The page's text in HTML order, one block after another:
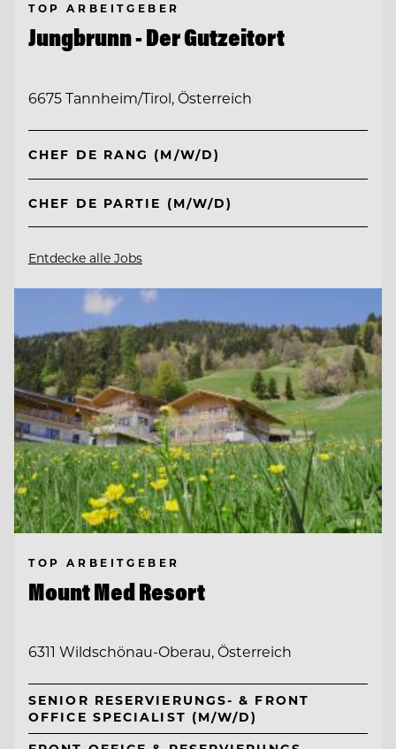
TOP ARBEITGEBER
Jungbrunn - Der Gutzeitort
6675 Tannheim/Tirol, Österreich
CHEF DE RANG (M/W/D)
CHEF DE PARTIE (M/W/D)
Entdecke alle Jobs
TOP ARBEITGEBER
Mount Med Resort
6311 Wildschönau-Oberau, Österreich
SENIOR RESERVIERUNGS- & FRONT
OFFICE SPECIALIST (M/W/D)